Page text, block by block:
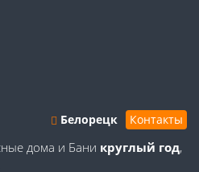
Белорецк Контакты
дома и Бани круглый год,